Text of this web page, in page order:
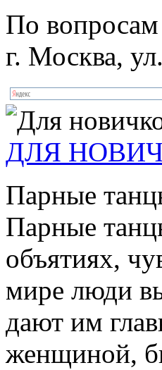
По
г. Москва,
ДЛЯ
Парные
Парные
объятиях,
мире люди
дают им
женщиной,